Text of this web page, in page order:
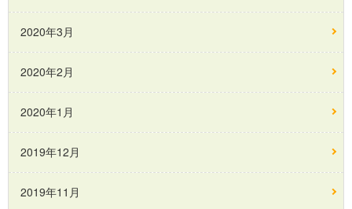
2020年3月
2020年2月
2020年1月
2019年12月
2019年11月